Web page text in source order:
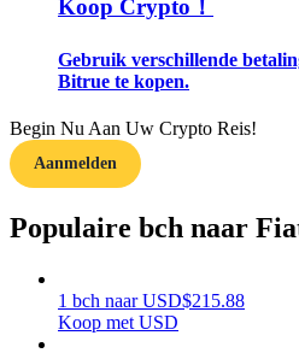
Leer hoe u winstgevend kunt
Verdienen
Koop Crypto！
Gebruik verschillende
Bitrue te kopen.
Begin Nu Aan Uw Crypto Reis!
Aanmelden
Populaire bch naar
1 bch naar USD$215.88
Koop met USD